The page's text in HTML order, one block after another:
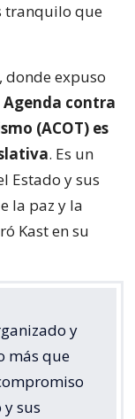
tranquilo que
donde expuso
Agenda contra
(ACOT) es
. Es un
Estado y sus
la paz y la
Kast en su
y
más que
sus